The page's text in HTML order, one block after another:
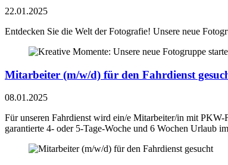
22.01.2025
Entdecken Sie die Welt der Fotografie! Unsere neue
Mitarbeiter (m/w/d) für den Fahrdienst
08.01.2025
Für unseren Fahrdienst wird ein/e Mitarbeiter/in mit
garantierte 4- oder 5-Tage-Woche und 6 Wochen Urlaub